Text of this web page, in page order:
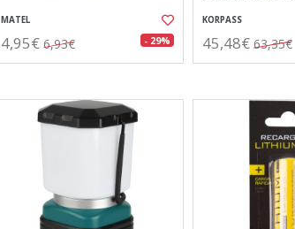
MATEL
4,95€ 6,93€ - 29%
KORPASS
45,48€ 63,35€